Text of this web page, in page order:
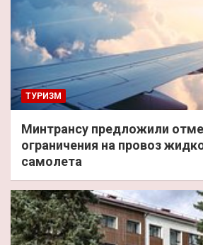
ТУРИЗМ
Минтрансу предложили
ограничения на провоз
самолета